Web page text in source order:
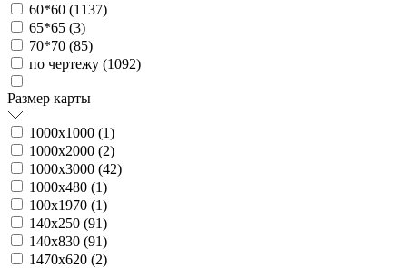
60*60 (1137)
65*65 (3)
70*70 (85)
по чертежу (1092)
Размер карты
1000х1000 (1)
1000х2000 (2)
1000х3000 (42)
1000х480 (1)
100х1970 (1)
140х250 (91)
140х830 (91)
1470х620 (2)